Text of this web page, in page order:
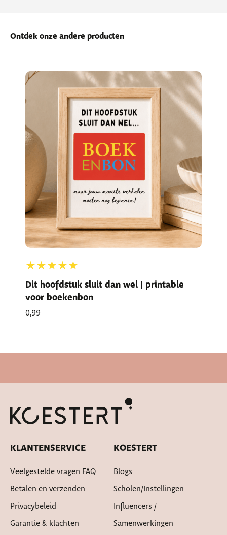
Ontdek onze andere producten
★★★★★
Dit hoofdstuk sluit dan wel | printable
voor boekenbon
0,99
KLANTENSERVICE
Veelgestelde vragen FAQ
Betalen en verzenden
Privacybeleid
Garantie & klachten
KOESTERT
Blogs
Scholen/instellingen
Influencers /
Samenwerkingen